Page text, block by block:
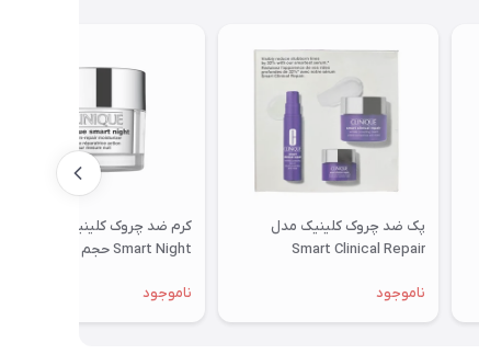
پک ضد چروک کلینیک مدل
Smart Clinical Repair
ناموجود
کرم ضد چروک کلینیک مدل
Smart Night حجم 50 میلی لیتر
ناموجود